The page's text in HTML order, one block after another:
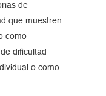
de
que muestren
como
dificultad
o como